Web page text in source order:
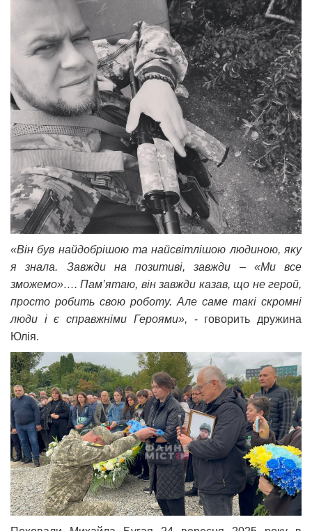
«Він був найдобрішою та найсвітлішою людиною, яку
я знала. Завжди на позитиві, завжди – «Ми все
зможемо»…. Пам’ятаю, він завжди казав, що не герой,
просто робить свою роботу. Але саме такі скромні
люди і є справжніми Героями», - говорить дружина
Юлія.